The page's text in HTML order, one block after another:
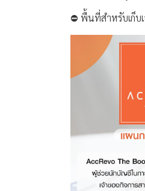
⛔️ พื้นที่สำหรับเก็บ